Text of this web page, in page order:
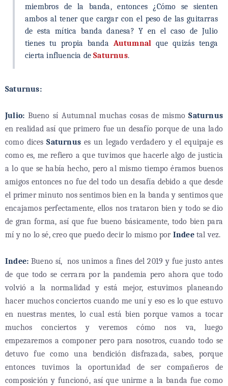
miembros de la banda, entonces ¿Cómo se sienten
ambos al tener que cargar con el peso de las guitarras
de esta mítica banda danesa? Y en el caso de Julio
tienes tu propia banda Autumnal que quizás tenga
cierta influencia deSaturnus.
Saturnus:
Julio: Bueno sí Autumnal muchas cosas de mismoSaturnus
en realidad así que primero fue un desafío porque de una lado
como dicesSaturnus es un legado verdadero y el equipaje es
como es, me refiero a que tuvimos que hacerle algo de justicia
a lo que se había hecho, pero al mismo tiempo éramos buenos
amigos entonces no fue del todo un desafía debido a que desde
el primer minuto nos sentimos bien en la banda y sentimos que
encajamos perfectamente, ellos nos trataron bien y todo se dio
de gran forma, así que fue bueno básicamente, todo bien para
mí y no lo sé, creo que puedo decir lo mismo por Indeetal vez.
Indee: Bueno sí, nos unimos a fines del 2019 y fue justo antes
de que todo se cerrara por la pandemia pero ahora que todo
volvió a la normalidad y está mejor, estuvimos planeando
hacer muchos conciertos cuando me uní y eso es lo que estuvo
en nuestras mentes, lo cual está bien porque vamos a tocar
muchos conciertos y veremos cómo nos va, luego
empezaremos a componer pero para nosotros, cuando todo se
detuvo fue como una bendición disfrazada, sabes, porque
entonces tuvimos la oportunidad de ser compañeros de
composición y funcionó, así que unirme a la banda fue como